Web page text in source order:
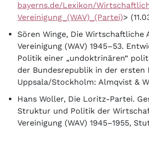
bayerns.de/Lexikon/
Vereinigung_(WAV)_(Partei)>
Sören Winge, Die Wirtschaftliche
Vereinigung (WAV) 1945–53.
Politik einer „undoktrinären“
der Bundesrepublik in der ersten
Uppsala/Stockholm: Almqvist &
Hans Woller, Die Loritz-Partei.
Struktur und Politik der
Vereinigung (WAV) 1945–1955,